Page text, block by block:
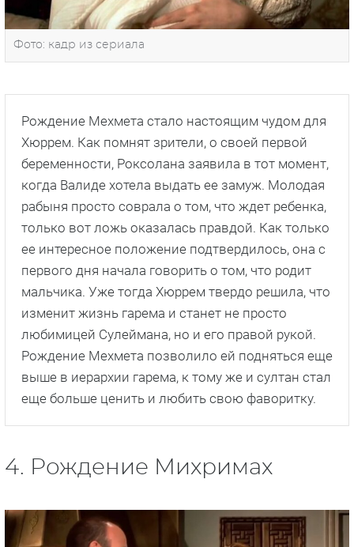
Фото: кадр из сериала
Рождение Мехмета стало настоящим чудом для
Хюррем. Как помнят зрители, о своей первой
беременности, Роксолана заявила в тот момент,
когда Валиде хотела выдать ее замуж. Молодая
рабыня просто соврала о том, что ждет ребенка,
только вот ложь оказалась правдой. Как только
ее интересное положение подтвердилось, она с
первого дня начала говорить о том, что родит
мальчика. Уже тогда Хюррем твердо решила, что
изменит жизнь гарема и станет не просто
любимицей Сулеймана, но и его правой рукой.
Рождение Мехмета позволило ей подняться еще
выше в иерархии гарема, к тому же и султан стал
еще больше ценить и любить свою фаворитку.
4. Рождение Михримах